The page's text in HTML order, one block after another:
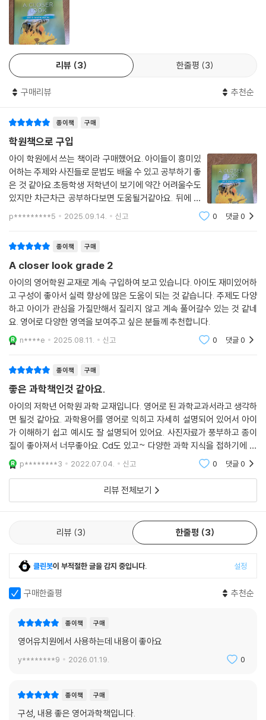
리뷰 3 한줄평 3
구매리뷰 추천순
종이책 구매
학원책으로 구입
아이 학원에서 쓰는 책이라 구매했어요. 아이들이 흥미있
어하는 주제와 사진들로 문법도 배울 수 있고 공부하기 좋
은 것 같아요.초등학생 저학년이 보기에 약간 어려울수도
있지만 차근차근 공부하다보면 도움될거같아요. 뒤에 워
크북이있는데 분리가되면 좋겠어요
p*********5 2025.09.14. 신고 0 댓글0
종이책 구매
A closer look grade 2
아이의 영어학원 교재로 계속 구입하여 보고 있습니다. 아이도 재미있어하
고 구성이 좋아서 실력 향상에 많은 도움이 되는 것 같습니다. 주제도 다양
하고 아이가 관심을 가질만해서 질리지 않고 계속 풀어갈수 있는 것 같네
요. 영어로 다양한 영역을 보여주고 싶은 분들께 추천합니다.
n****e 2025.08.11. 신고 0 댓글0
종이책 구매
좋은 과학책인것 같아요.
아이의 저학년 어학원 과학 교재입니다. 영어로 된 과학교과서라고 생각하
면 될것 같아요. 과학용어를 영어로 익히고 자세히 설명되어 있어서 아이
가 이해하기 쉽고 예시도 잘 설명되어 있어요. 사진자료가 풍부하고 종이
질이 좋아져서 너무좋아요. Cd도 있고~ 다양한 과학 지식을 접하기에 좋
은 책이라고 생각됩니다^^ 집에서 엄마와 함께 공부해도 좋을책입니다 워
크북도 좋아요^^
p********3 2022.07.04. 신고 0 댓글0
리뷰 전체보기
리뷰 3 한줄평 3
클린봇이 부적절한 글을 감지 중입니다. 설정
구매한줄평 추천순
종이책 구매
영어유치원에서 사용하는데 내용이 좋아요
y********9 2026.01.19. 0
종이책 구매
구성, 내용 좋은 영어과학책입니다.